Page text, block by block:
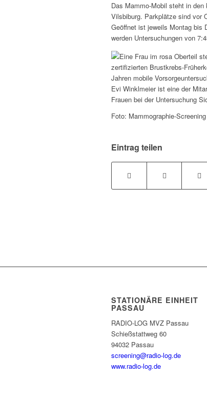
Das Mammo-Mobil steht in
Vilsbiburg. Parkplätze sind vor
Geöffnet ist jeweils Montag bis
werden Untersuchungen von
Evi Winklmeier ist eine der
Frauen bei der Untersuchung
Foto: Mammographie-
Eintrag teilen
STATIONÄRE EINHEIT
PASSAU
RADIO-LOG MVZ Passau
Schießstattweg 60
94032 Passau
screening@radio-log.de
www.radio-log.de